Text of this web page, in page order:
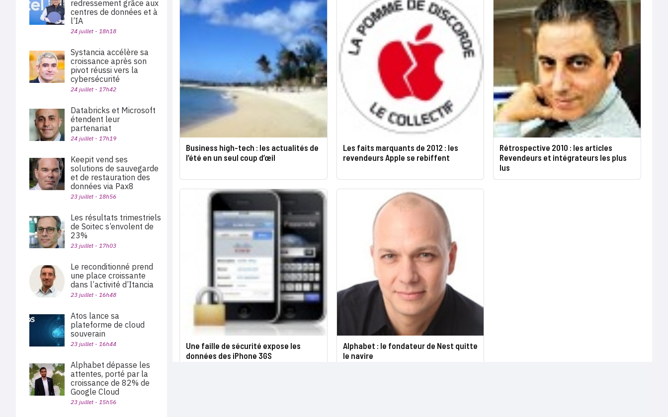
Business high-tech : les actualités de
l’été en un seul coup d’œil
Les faits marquants de 2012 : les
revendeurs Apple se rebiffent
Rétrospective 2010 : les articles
Revendeurs et intégrateurs les plus
lus
Une faille de sécurité expose les
données des iPhone 3GS
Alphabet : le fondateur de Nest quitte
le navire
redressement grâce aux
centres de données et à
l’IA
24 juillet - 18h18
Systancia accélère sa
croissance après son
pivot réussi vers la
cybersécurité
24 juillet - 17h42
Databricks et Microsoft
étendent leur
partenariat
24 juillet - 17h19
Keepit vend ses
solutions de sauvegarde
et de restauration des
données via Pax8
23 juillet - 18h56
Les résultats trimestriels
de Soitec s’envolent de
23%
23 juillet - 17h03
Le reconditionné prend
une place croissante
dans l’activité d’Itancia
23 juillet - 16h48
Atos lance sa
plateforme de cloud
souverain
23 juillet - 16h44
Alphabet dépasse les
attentes, porté par la
croissance de 82% de
Google Cloud
23 juillet - 15h56